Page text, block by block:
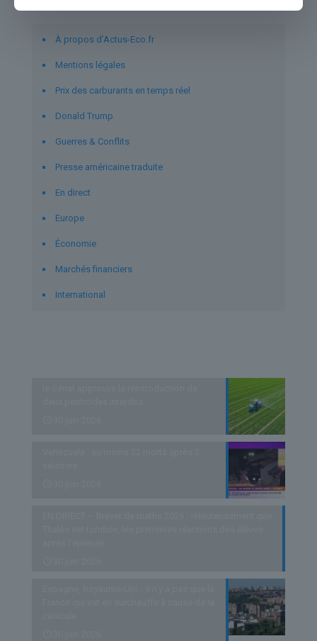
À propos d’Actus-Eco.fr
Mentions légales
Prix des carburants en temps réel
Donald Trump
Guerres & Conflits
Presse américaine traduite
En direct
Europe
Économie
Marchés financiers
International